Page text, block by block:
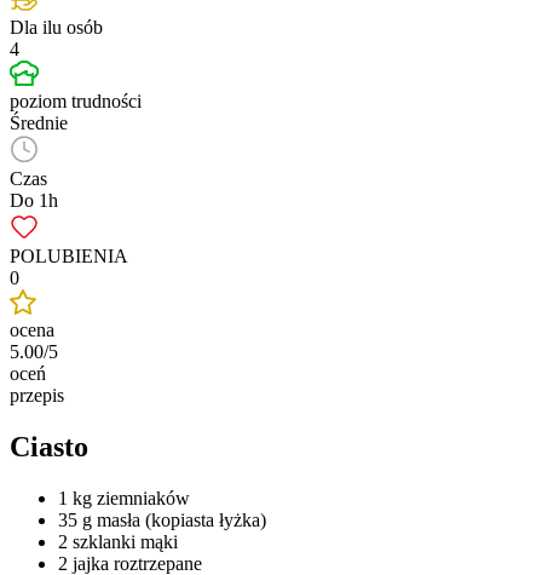
Dla ilu osób
4
poziom trudności
Średnie
Czas
Do 1h
POLUBIENIA
0
ocena
5.00/5
oceń
przepis
Ciasto
1 kg ziemniaków
35 g masła (kopiasta łyżka)
2 szklanki mąki
2 jajka roztrzepane